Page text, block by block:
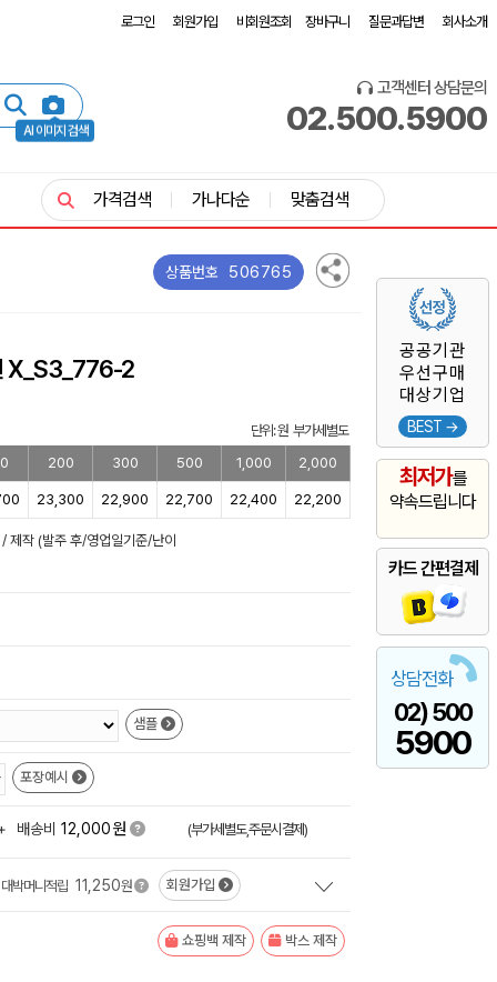
로그인 회원가입 비회원조회 장바구니 질문과답변 회사소개
AI 이미지 검색
고객센터 상담문의
02.500.5900
공공기관
우선구매
대상기업
BEST →
최저가를
약속드립니다
카드 간편결제
상담전화
02) 500
5900
가격검색 가나다순 맞춤검색
상품번호 506765
X_S3_776-2
단위: 원 부가세별도
200 300 500 1,000 2,000
23,300 22,900 22,700 22,400 22,200
제작 (발주 후/영업일기준/난이
샘플
포장예시
배송비 12,000원 (부가세별도,주문시결제)
대박머니적립 11,250원 회원가입
쇼핑백 제작 박스 제작